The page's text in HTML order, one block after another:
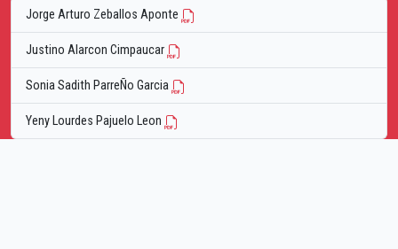
Jorge Arturo Zeballos Aponte
Justino Alarcon Cimpaucar
Sonia Sadith ParreÑo Garcia
Yeny Lourdes Pajuelo Leon